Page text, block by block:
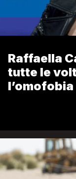
Raffaella
tutte le
l’omofobia